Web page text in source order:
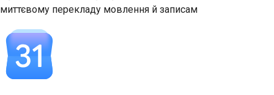
миттєвому перекладу мовлення й записам